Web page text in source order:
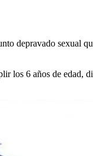
depravado sexual
los 6 años de edad,